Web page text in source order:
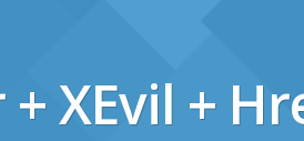
XEvil +